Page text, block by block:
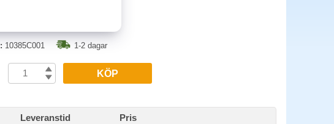
10385C001 1-2 dagar
KÖP
Leveranstid Pris